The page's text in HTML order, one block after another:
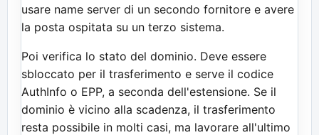
usare name server di un secondo fornitore e avere
la posta ospitata su un terzo sistema.
Poi verifica lo stato del dominio. Deve essere
sbloccato per il trasferimento e serve il codice
AuthInfo o EPP, a seconda dell'estensione. Se il
dominio è vicino alla scadenza, il trasferimento
resta possibile in molti casi, ma lavorare all'ultimo